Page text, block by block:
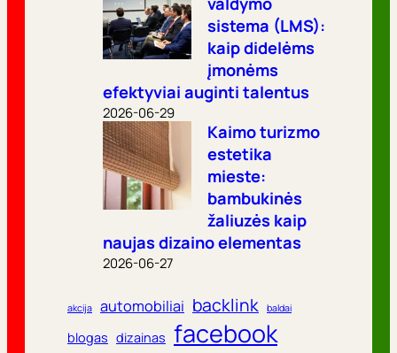
sistema (LMS):
kaip didelėms
įmonėms
efektyviai auginti talentus
2026-06-29
Kaimo turizmo
estetika
mieste:
bambukinės
žaliuzės kaip
naujas dizaino elementas
2026-06-27
akcija automobiliai backlink baldai
blogas dizainas facebook